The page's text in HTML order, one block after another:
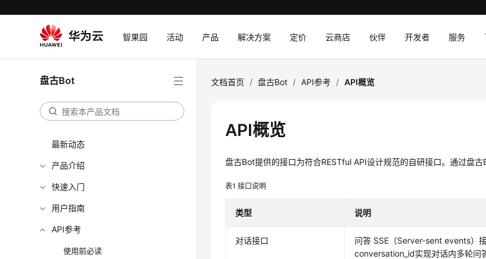
智果园 活动 产品 解决方案 定价 云商店 伙伴 开发者 服务
盘古Bot
最新动态
产品介绍
快速入门
用户指南
API参考
使用前必读
文档首页 / 盘古Bot / API参考 / API概览
API概览
盘古Bot提供的接口为符合RESTful API设计规范的自研接口。通过盘
表1接口说明
类型 说明
对话接口
问答 SSE（Server-sent events）
conversation_id实现对话内多轮问